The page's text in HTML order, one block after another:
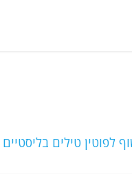
לפוטין טילים